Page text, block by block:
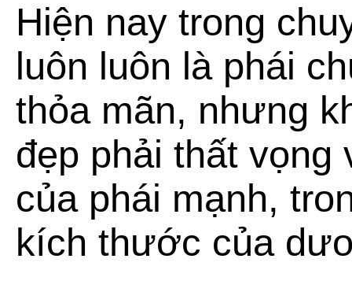
Hiện nay trong
luôn luôn là phái
thỏa mãn, nhưng
đẹp phải thất
của phái mạnh,
kích thước của